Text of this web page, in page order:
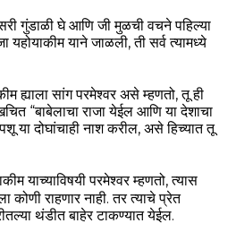
गुंडाळी घे आणि जी मुळची वचने पहिल्या
यहोयाकीम याने जाळली, ती सर्व त्यामध्ये
ह्याला सांग परमेश्वर असे म्हणतो, तू ही
“बाबेलाचा राजा येईल आणि या देशाचा
या दोघांचाही नाश करील, असे हिच्यात तू
याच्याविषयी परमेश्वर म्हणतो, त्यास
कोणी राहणार नाही. तर त्याचे प्रेत
थंडीत बाहेर टाकण्यात येईल.